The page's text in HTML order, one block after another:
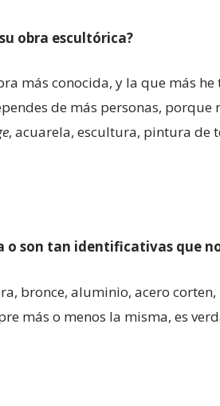
obra escultórica?
más conocida, y la que más
de más personas,
, acuarela, escultura, pintura de
o son tan identificativas que
bronce, aluminio, acero
más o menos la misma, es